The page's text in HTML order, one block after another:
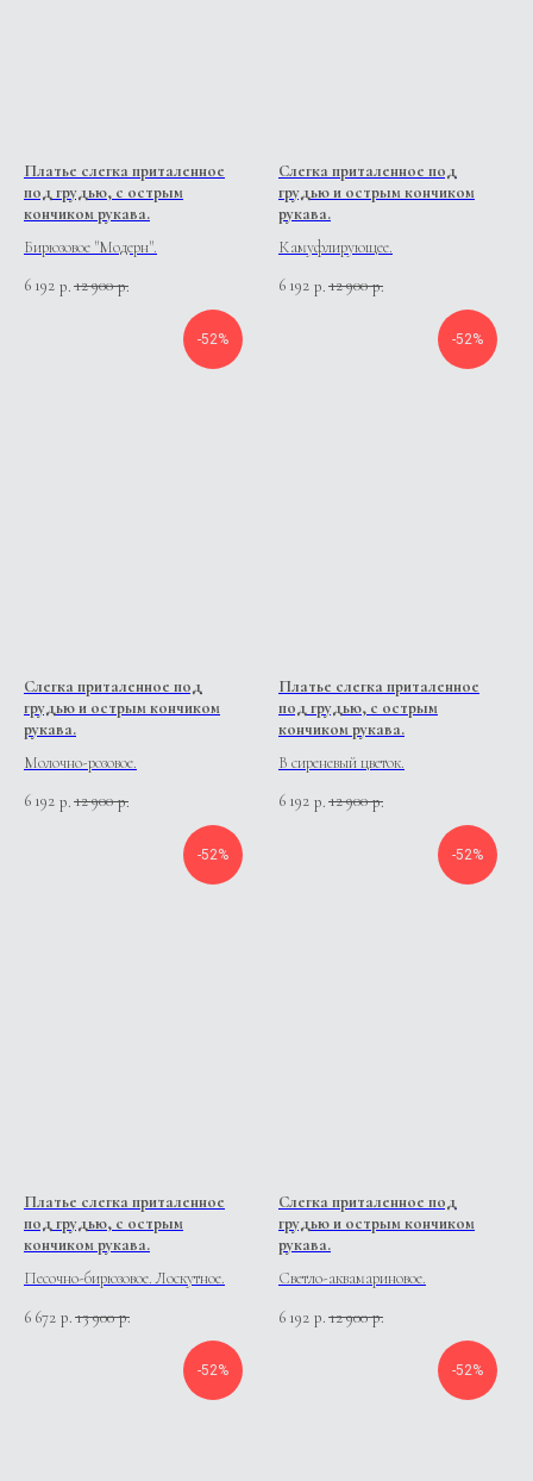
Платье слегка приталенное
под грудью, с острым
кончиком рукава.
Бирюзовое "Модерн".
6 192 р. 12 900 р.
Слегка приталенное под
грудью и острым кончиком
рукава.
Камуфлирующее.
6 192 р. 12 900 р.
-52%
Слегка приталенное под
грудью и острым кончиком
рукава.
Молочно-розовое.
6 192 р. 12 900 р.
-52%
Платье слегка приталенное
под грудью, с острым
кончиком рукава.
В сиреневый цветок.
6 192 р. 12 900 р.
-52%
Платье слегка приталенное
под грудью, с острым
кончиком рукава.
Песочно-бирюзовое. Лоскутное.
6 672 р. 13 900 р.
-52%
Слегка приталенное под
грудью и острым кончиком
рукава.
Светло-аквамариновое.
6 192 р. 12 900 р.
-52% -52%